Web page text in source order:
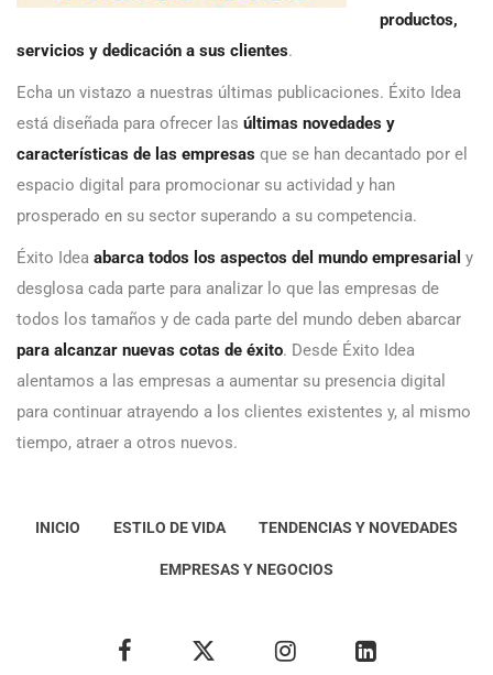
productos,
servicios y dedicación a sus clientes.
Echa un vistazo a nuestras últimas publicaciones. Éxito Idea
está diseñada para ofrecer las últimas novedades y
características de las empresas que se han decantado por el
espacio digital para promocionar su actividad y han
prosperado en su sector superando a su competencia.
Éxito Idea abarca todos los aspectos del mundo empresarial y
desglosa cada parte para analizar lo que las empresas de
todos los tamaños y de cada parte del mundo deben abarcar
para alcanzar nuevas cotas de éxito. Desde Éxito Idea
alentamos a las empresas a aumentar su presencia digital
para continuar atrayendo a los clientes existentes y, al mismo
tiempo, atraer a otros nuevos.
INICIO ESTILO DE VIDA TENDENCIAS Y NOVEDADES
EMPRESAS Y NEGOCIOS